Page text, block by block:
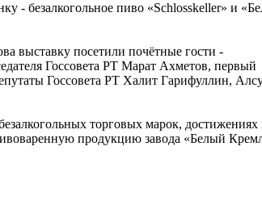
- безалкогольное пиво «Schlosskeller» и
выставку посетили почётные гости -
Госсовета РТ Марат Ахметов, первый
Госсовета РТ Халит Гарифуллин,
торговых марок, достижениях
продукцию завода «Белый